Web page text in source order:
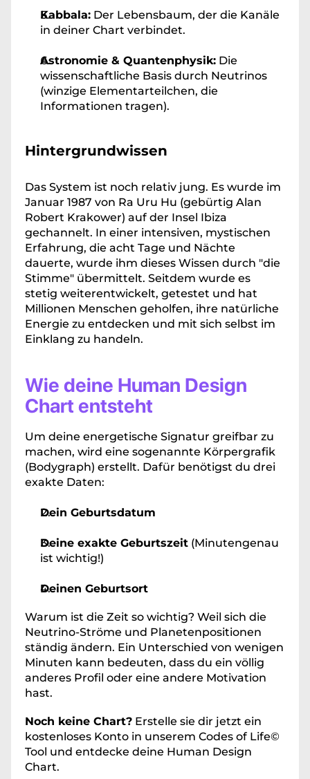
Kabbala: Der Lebensbaum, der die Kanäle
in deiner Chart verbindet.
Astronomie & Quantenphysik: Die
wissenschaftliche Basis durch Neutrinos
(winzige Elementarteilchen, die
Informationen tragen).
Hintergrundwissen
Das System ist noch relativ jung. Es wurde im
Januar 1987 von Ra Uru Hu (gebürtig Alan
Robert Krakower) auf der Insel Ibiza
gechannelt. In einer intensiven, mystischen
Erfahrung, die acht Tage und Nächte
dauerte, wurde ihm dieses Wissen durch "die
Stimme" übermittelt. Seitdem wurde es
stetig weiterentwickelt, getestet und hat
Millionen Menschen geholfen, ihre natürliche
Energie zu entdecken und mit sich selbst im
Einklang zu handeln.
Wie deine Human Design
Chart entsteht
Um deine energetische Signatur greifbar zu
machen, wird eine sogenannte Körpergrafik
(Bodygraph) erstellt. Dafür benötigst du drei
exakte Daten:
Dein Geburtsdatum
Deine exakte Geburtszeit (Minutengenau
ist wichtig!)
Deinen Geburtsort
Warum ist die Zeit so wichtig? Weil sich die
Neutrino-Ströme und Planetenpositionen
ständig ändern. Ein Unterschied von wenigen
Minuten kann bedeuten, dass du ein völlig
anderes Profil oder eine andere Motivation
hast.
Noch keine Chart? Erstelle sie dir jetzt ein
kostenloses Konto in unserem Codes of Life©
Tool und entdecke deine Human Design
Chart.